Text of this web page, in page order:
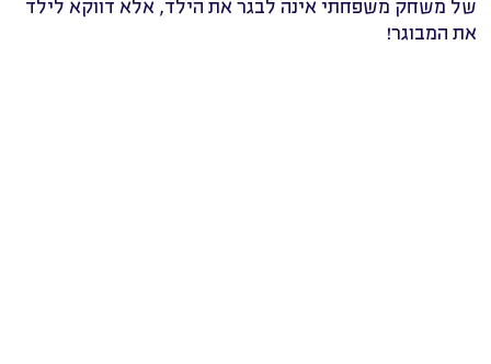
של משחק משפחתי אינה לבגר את הילד, אלא דווקא לילד
את המבוגר!